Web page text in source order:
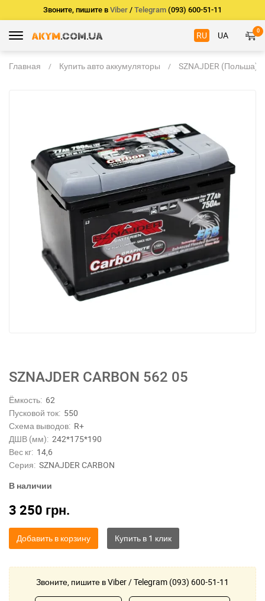
Звоните, пишите в Viber / Telegram (093) 600-51-11
RU UA 0
Главная Купить авто аккумуляторы SZNAJDER (Польша)
SZNAJDER CARBON 562 05
Ёмкость: 62
Пусковой ток: 550
Схема выводов: R+
ДШВ (мм): 242*175*190
Вес кг: 14,6
Серия: SZNAJDER CARBON
В наличии
3 250 грн.
Добавить в корзину
Звоните, пишите в Viber / Telegram (093) 600-51-11